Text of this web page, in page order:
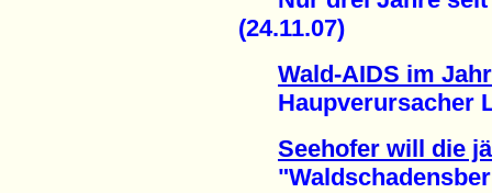
(24.11.07)
Wald-AIDS im
Haupverursacher
Seehofer will die